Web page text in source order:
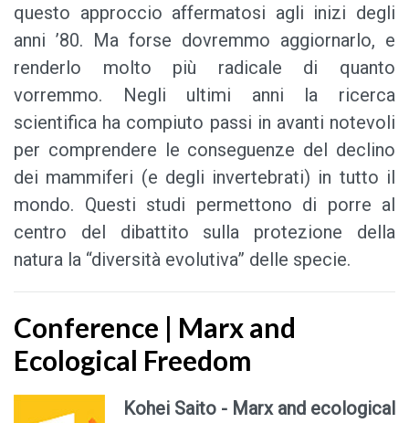
questo approccio affermatosi agli inizi degli
anni ’80. Ma forse dovremmo aggiornarlo, e
renderlo molto più radicale di quanto
vorremmo. Negli ultimi anni la ricerca
scientifica ha compiuto passi in avanti notevoli
per comprendere le conseguenze del declino
dei mammiferi (e degli invertebrati) in tutto il
mondo. Questi studi permettono di porre al
centro del dibattito sulla protezione della
natura la “diversità evolutiva” delle specie.
Conference | Marx and
Ecological Freedom
Kohei Saito - Marx and ecological